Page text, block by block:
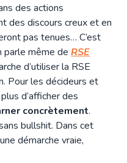
des actions
des discours creux et en
pas tenues… C’est
parle même deRSE
d’utiliser la RSE
Pour les décideurs et
d’afficher des
concrètement.
bullshit. Dans cet
démarche vraie,